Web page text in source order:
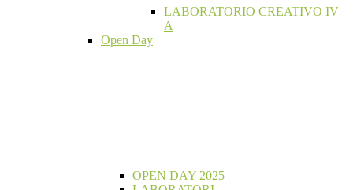
LABORATORIO CREATIVO IV
A
Open Day
OPEN DAY 2025